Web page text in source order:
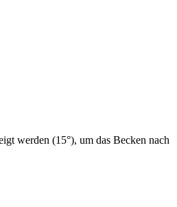
werden (15°), um das Becken nach